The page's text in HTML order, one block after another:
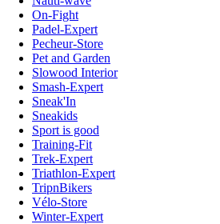
On-Fight
Padel-Expert
Pecheur-Store
Pet and Garden
Slowood Interior
Smash-Expert
Sneak'In
Sneakids
Sport is good
Training-Fit
Trek-Expert
Triathlon-Expert
TripnBikers
Vélo-Store
Winter-Expert